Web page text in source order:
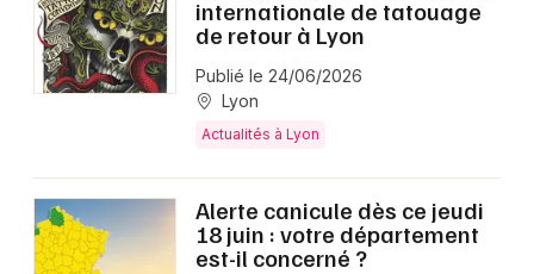
internationale de tatouage
de retour à Lyon
Publié le 24/06/2026
Lyon
Actualités à Lyon
Alerte canicule dès ce jeudi
18 juin : votre département
est-il concerné ?